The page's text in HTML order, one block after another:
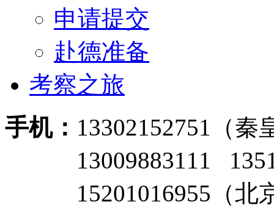
申请提交
赴德准备
考察之旅
手机： 13302152751（秦
13009883111
15201016955（北